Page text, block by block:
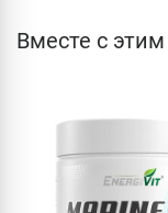
Вместе с